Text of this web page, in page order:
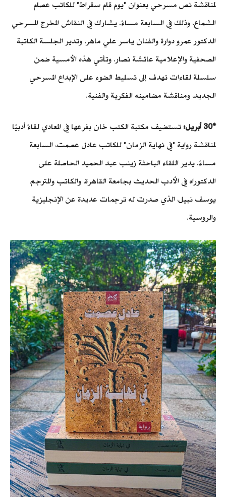
لمناقشة نص مسرحي بعنوان "يوم قام سقراط" للكاتب عصام
الشماع، وذلك في السابعة مساءً. يشارك في النقاش المخرج المسرحي
الدكتور عمرو دوارة والفنان ياسر علي ماهر، وتدير الجلسة الكاتبة
الصحفية والإعلامية عائشة نصار. وتأتي هذه الأمسية ضمن
سلسلة لقاءات تهدف إلى تسليط الضوء على الإبداع المسرحي
الجديد، ومناقشة مضامينه الفكرية والفنية.
*30 أبريل:
تستضيف مكتبة الكتب خان بفرعها في المعادي لقاءً أدبيًا
لمناقشة رواية "في نهاية الزمان" للكاتب عادل عصمت، السابعة
مساءً. يدير اللقاء الباحثة زينب عبد الحميد الحاصلة على
الدكتوراه في الأدب الحديث بجامعة القاهرة، والكاتب والمترجم
يوسف نبيل، الذي صدرت له ترجمات عديدة عن الإنجليزية
والروسية.